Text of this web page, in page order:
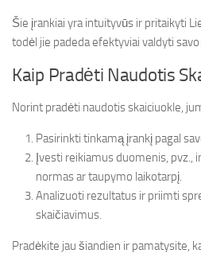
Šie įrankiai yra intuityvūs ir pritaikyti
todėl jie padeda efektyviai valdyti
Kaip Pradėti Naudotis
Norint pradėti naudotis skaiciuokle,
Pasirinkti tinkamą įrankį pagal
Įvesti reikiamus duomenis, pvz.,
normas ar taupymo laikotarpį.
Analizuoti rezultatus ir priimti
skaičiavimus.
Pradėkite jau šiandien ir pamatysite,